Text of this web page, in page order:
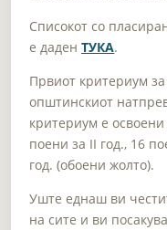
Списокот со
е даденТУКА.
Првиот критериум
општинскиот
критериум е освоени
поени за II год., 16
год. (обоени жолто).
Уште еднаш ви
на сите и ви